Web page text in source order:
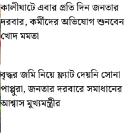
কালীঘাটে এবার প্রতি দিন জনতার
দরবার, কর্মীদের অভিযোগ শুনবেন
খোদ মমতা
বৃদ্ধর জমি নিয়ে ফ্ল্যাট দেয়নি সোনা
পাপ্পুরা, জনতার দরবারে সমাধানের
আশ্বাস মুখ্যমন্ত্রীর